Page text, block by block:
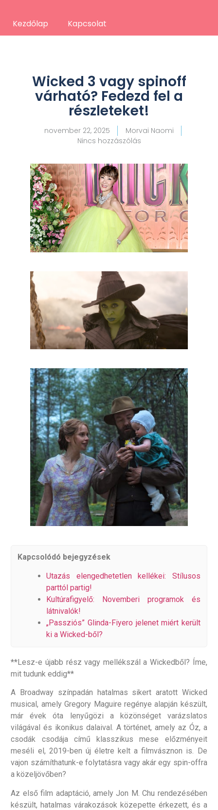
Kezdőlap Kapcsolat
Wicked 3 vagy spinoff
várható? Fedezd fel a
részleteket!
november 22, 2025
Morvai Naomi
Nincs hozzászólás
Kapcsolódó bejegyzések
Utazás elengedhetetlen kellékei: Stílusos
parttól partig!
Kultúrafigyelő: Novemberi programok és
látnivalók!
„Passziós” Glinda-Fiyero jelenet miért került
ki a Wicked-ből?
**Lesz-e újabb rész vagy mellékszál a Wickedből? Íme,
mit tudunk eddig**
A Broadway színpadán hatalmas sikert aratott Wicked
musical, amely Gregory Maguire regénye alapján készült,
már évek óta lenyűgözi a közönséget varázslatos
világával és ikonikus dalaival. A történet, amely az Óz, a
csodák csodája című klasszikus mese előzményeit
meséli el, 2019-ben új életre kelt a filmvásznon is. De
vajon számíthatunk-e folytatásra vagy akár egy spin-offra
a közeljövőben?
Az első film adaptáció, amely Jon M. Chu rendezésében
készült, hatalmas várakozások közepette érkezett, és a